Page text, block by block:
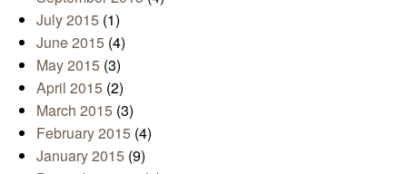
July 2015 (1)
June 2015 (4)
May 2015 (3)
April 2015 (2)
March 2015 (3)
February 2015 (4)
January 2015 (9)